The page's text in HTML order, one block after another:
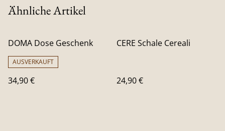
Ähnliche Artikel
DOMA Dose Geschenk
AUSVERKAUFT
34,90 €
CERE Schale Cereali
24,90 €